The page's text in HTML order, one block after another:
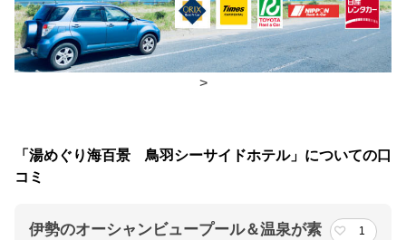
夕食 レストラン(バイキング)
チェックイン・チェックアウト時間
チェックアウ
ト
10:00
交通アクセス
>
「湯めぐり海百景 鳥羽シーサイドホテル」についての口
コミ
伊勢のオーシャンビュープール＆温泉が素
1